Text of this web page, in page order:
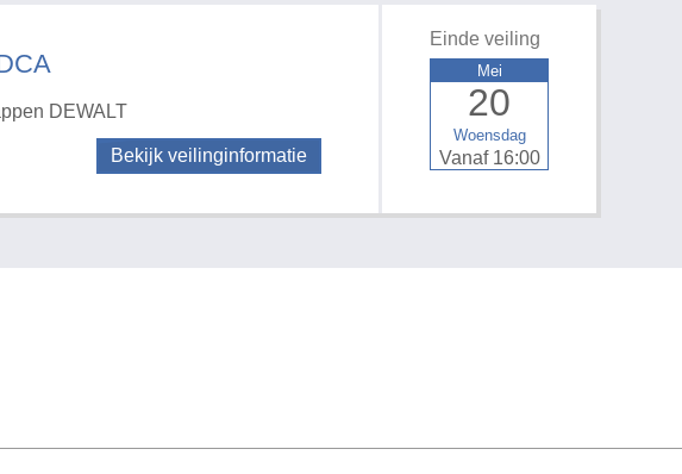
DEWALT
Bekijk veilinginformatie
Einde veiling
Woensdag
20
Mei
Vanaf 16:00